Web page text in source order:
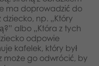
ma doprowadzić do
np. „Który
albo „Która z tych
odpowie
kafelek, który był
może go odwrócić, by